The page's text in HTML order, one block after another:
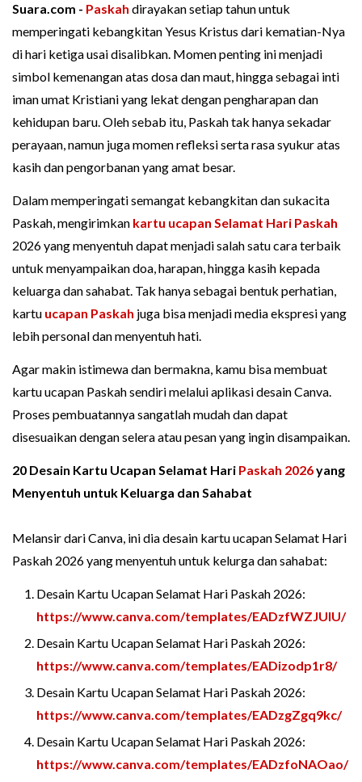
Suara.com - Paskah dirayakan setiap tahun untuk
memperingati kebangkitan Yesus Kristus dari kematian-Nya
di hari ketiga usai disalibkan. Momen penting ini menjadi
simbol kemenangan atas dosa dan maut, hingga sebagai inti
iman umat Kristiani yang lekat dengan pengharapan dan
kehidupan baru. Oleh sebab itu, Paskah tak hanya sekadar
perayaan, namun juga momen refleksi serta rasa syukur atas
kasih dan pengorbanan yang amat besar.
Dalam memperingati semangat kebangkitan dan sukacita
Paskah, mengirimkan kartu ucapan Selamat Hari Paskah
2026 yang menyentuh dapat menjadi salah satu cara terbaik
untuk menyampaikan doa, harapan, hingga kasih kepada
keluarga dan sahabat. Tak hanya sebagai bentuk perhatian,
kartu ucapan Paskah juga bisa menjadi media ekspresi yang
lebih personal dan menyentuh hati.
Agar makin istimewa dan bermakna, kamu bisa membuat
kartu ucapan Paskah sendiri melalui aplikasi desain Canva.
Proses pembuatannya sangatlah mudah dan dapat
disesuaikan dengan selera atau pesan yang ingin disampaikan.
20 Desain Kartu Ucapan Selamat Hari Paskah 2026yang
Menyentuh untuk Keluarga dan Sahabat
Melansir dari Canva, ini dia desain kartu ucapan Selamat Hari
Paskah 2026 yang menyentuh untuk kelurga dan sahabat:
Desain Kartu Ucapan Selamat Hari Paskah 2026:
https://www.canva.com/templates/EADzfWZJUlU/
Desain Kartu Ucapan Selamat Hari Paskah 2026:
https://www.canva.com/templates/EADizodp1r8/
Desain Kartu Ucapan Selamat Hari Paskah 2026:
https://www.canva.com/templates/EADzgZgq9kc/
Desain Kartu Ucapan Selamat Hari Paskah 2026:
https://www.canva.com/templates/EADzfoNAOao/